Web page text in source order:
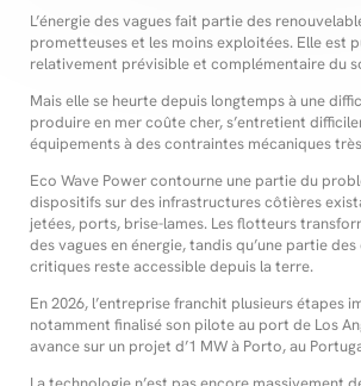
L’énergie des vagues fait partie des
prometteuses et les moins exploitées. Elle est
relativement prévisible et complémentaire du
Mais elle se heurte depuis longtemps à une
produire en mer coûte cher, s’entretient
équipements à des contraintes mécaniques
Eco Wave Power contourne une partie du
dispositifs sur des infrastructures côtières
jetées, ports, brise-lames. Les flotteurs
des vagues en énergie, tandis qu’une partie
critiques reste accessible depuis la terre.
En 2026, l’entreprise franchit plusieurs étapes
notamment finalisé son pilote au port de Los
avance sur un projet d’1 MW à Porto, au